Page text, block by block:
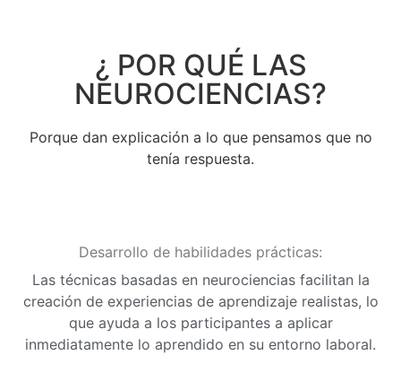
¿ POR QUÉ LAS
NEUROCIENCIAS?
Porque dan explicación a lo que pensamos que no
tenía respuesta.
Desarrollo de habilidades prácticas:
Las técnicas basadas en neurociencias facilitan la
creación de experiencias de aprendizaje realistas, lo
que ayuda a los participantes a aplicar
inmediatamente lo aprendido en su entorno laboral.